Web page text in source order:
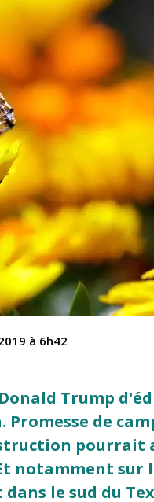
à 6h42
Trump
de
pourrait
notamment sur
le sud du